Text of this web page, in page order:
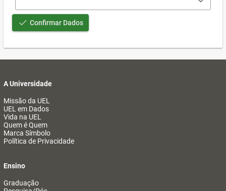
Confirmar Dados
A Universidade
Missão da UEL
UEL em Dados
Vida na UEL
Quem é Quem
Marca Símbolo
Política de Privacidade
Ensino
Graduação